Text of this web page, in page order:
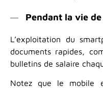
Pendant la vie
L’exploitation du
documents rapides,
bulletins de salaire
Notez que le mobile